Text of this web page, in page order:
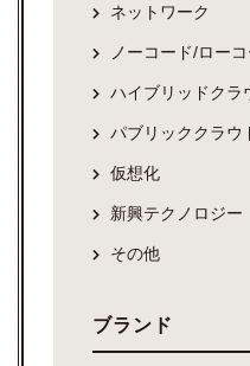
ネットワーク
ノーコード/ロー
ハイブリッドクラ
パブリッククラウ
仮想化
新興テクノロジー
その他
ブランド